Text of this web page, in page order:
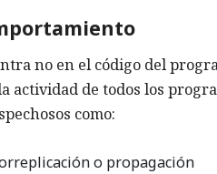
no en el código del
actividad de todos los
como:
o propagación